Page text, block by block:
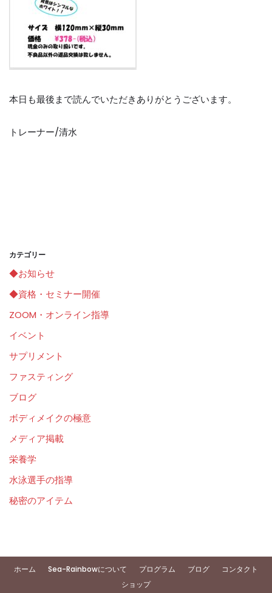
本日も最後まで読んでいただきありがとうございます。
トレーナー/清水
カテゴリー
◆お知らせ
◆資格・セミナー開催
ZOOM・オンライン指導
イベント
サプリメント
ファスティング
ブログ
ボディメイクの極意
メディア掲載
栄養学
水泳選手の指導
秘密のアイテム
ホーム Sea-Rainbowについて プログラム ブログ
コンタクト
ショップ